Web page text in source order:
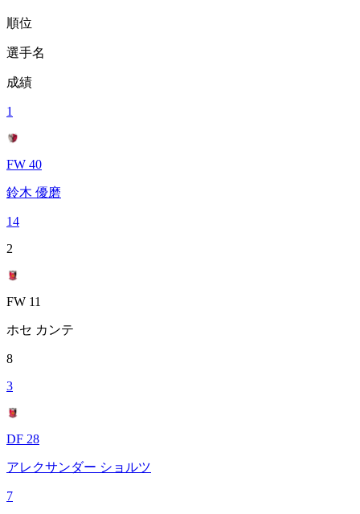
順位
選手名
成績
1
FW 40
鈴木 優磨
14
2
FW 11
ホセ カンテ
8
3
DF 28
アレクサンダー ショルツ
7